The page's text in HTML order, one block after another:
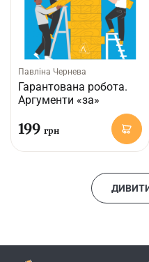
Павліна Чернева
Гарантована робота.
Аргументи «за»
199 грн